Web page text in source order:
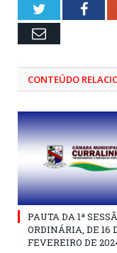
Twitter
Email
CONTEÚDO
PAUTA DA 1ª
ORDINÁRIA, DE 16
FEVEREIRO DE